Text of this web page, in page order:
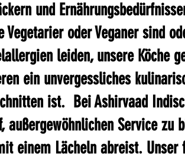
und
Vegetarier oder Veganer sind
leiden, unsere Köche
ein unvergessliches
ist.  Bei Ashirvaad
Service zu
einem Lächeln abreist. Unser